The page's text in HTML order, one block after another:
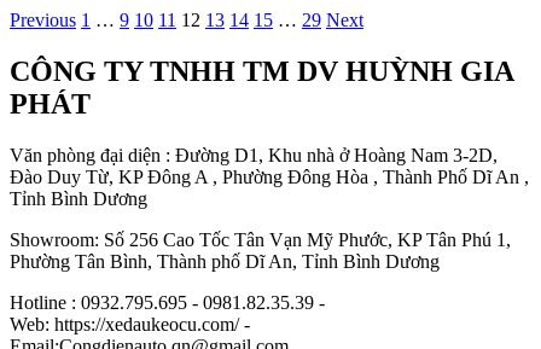
Previous 1 … 9 10 11 12 13 14 15 … 29 Next
CÔNG TY TNHH TM DV HUỲNH GIA
PHÁT
Văn phòng đại diện : Đường D1, Khu nhà ở Hoàng Nam 3-2D,
Đào Duy Từ, KP Đông A , Phường Đông Hòa , Thành Phố Dĩ An ,
Tỉnh Bình Dương
Showroom: Số 256 Cao Tốc Tân Vạn Mỹ Phước, KP Tân Phú 1,
Phường Tân Bình, Thành phố Dĩ An, Tỉnh Bình Dương
Hotline : 0932.795.695 - 0981.82.35.39 -
Web: https://xedaukeocu.com/ -